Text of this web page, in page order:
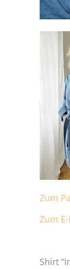
Zum
Zum
Shirt